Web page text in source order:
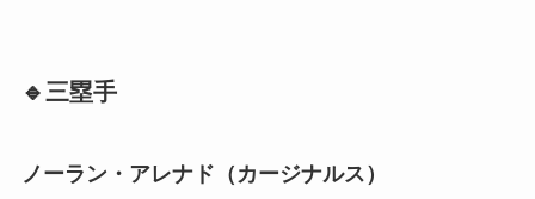
🔹三塁手
ノーラン・アレナド（カージナルス）